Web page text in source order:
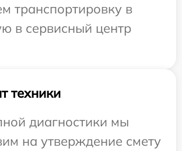
транспортировку в
в сервисный центр
техники
диагностики мы
на утверждение смету